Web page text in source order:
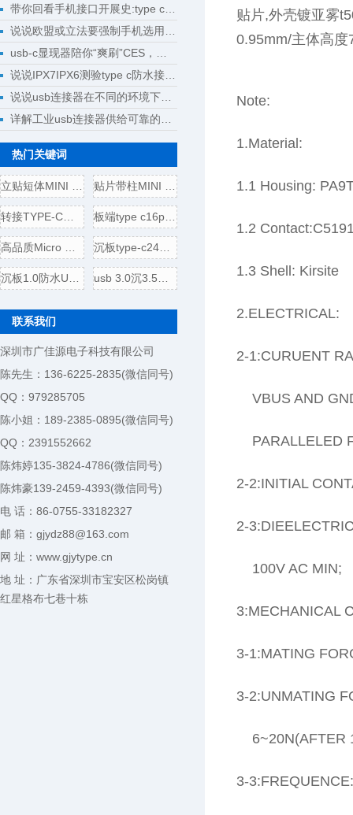
带你回看手机接口开展史:type c将完成大一统
说说欧盟或立法要强制手机选用type c接口
usb-c显现器陪你“爽刷”CES，明晰解锁新科技
说说IPX7IPX6测验type c防水接口测验计划
说说usb连接器在不同的环境下运用
详解工业usb连接器供给可靠的操作
热门关键词
立贴短体MINI USB 5P母座,带 贴片带柱MINI USB 5P公头/插
转接TYPE-C母头转USB3.0插头 板端type c16p母座,电源引脚
高品质Micro USB 5P B型口母座 沉板type-c24p母座,usb 3.1连接
沉板1.0防水USB 3.1 TYPE-C24 usb 3.0沉3.5壳四脚全贴,直边
联系我们
深圳市广佳源电子科技有限公司
陈先生：136-6225-2835(微信同号)
QQ：979285705
陈小姐：189-2385-0895(微信同号)
QQ：2391552662
陈炜婷135-3824-4786(微信同号)
陈炜豪139-2459-4393(微信同号)
电 话：86-0755-33182327
邮 箱：gjydz88@163.com
网 址：www.gjytype.cn
地 址：广东省深圳市宝安区松岗镇
红星格布七巷十栋
贴片,外壳镀亚雾
0.95mm/主体高
Note:
1.Material:
1.1 Housing:
1.2
1.3 Shell: Kirsite
2.ELECTRICAL:
2-1:CURUENT
VBUS AND
PARALLELED
2-2:INITIAL
2-
100V AC MIN;
3:MECHANICAL
3-1:MATING
3-2:UNMATING
6~20N(AFTER
3-